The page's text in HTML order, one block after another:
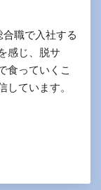
職で入社する
感じ、脱サ
食っていくこ
しています。